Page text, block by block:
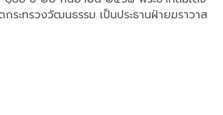
ระทรวงวัฒนธรรม เป็นประธานฝ่ายฆราวาส